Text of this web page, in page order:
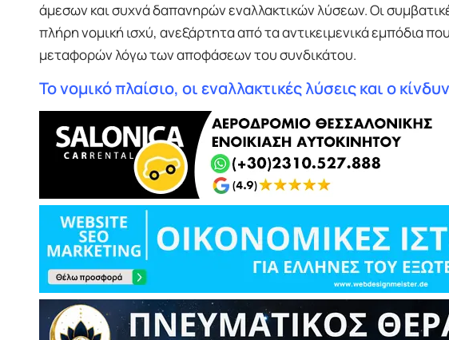
άμεσων και συχνά δαπανηρών εναλλακτικών λύσεων. Οι
πλήρη νομική ισχύ, ανεξάρτητα από τα αντικειμενικά εμπόδια
μεταφορών λόγω των αποφάσεων του συνδικάτου.
Το νομικό πλαίσιο, οι εναλλακτικές λύσεις και ο